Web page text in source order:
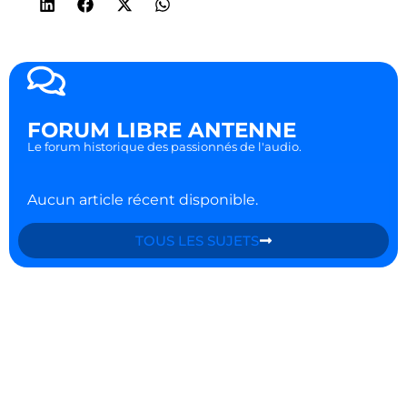
FORUM LIBRE ANTENNE
Le forum historique des passionnés de l'audio.
Aucun article récent disponible.
TOUS LES SUJETS